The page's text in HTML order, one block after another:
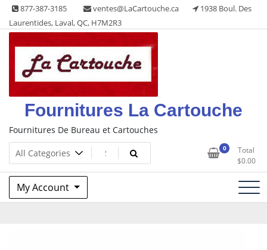
Skip
content
877-387-3185 ventes@LaCartouche.ca
1938 Boul. Des
Laurentides, Laval, QC, H7M2R3
Fournitures La Cartouche
Fournitures De Bureau et Cartouches
0
Total
$0.00
My Account